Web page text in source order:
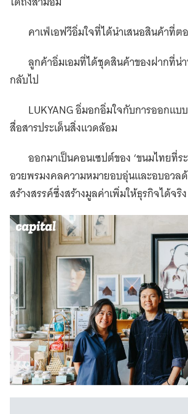
คาเฟ่เอฟวีอิ่มใจที่ได้นำเสนอสินค้าที่ต
ลูกค้าอิ่มเอมที่ได้ชุดสินค้าของฝากที่น่
กลับไป
LUKYANG อิ่มอกอิ่มใจกับการออกแบ
สื่อสารประเด็นสิ่งแวดล้อม
ออกมาเป็นคอนเซปต์ของ ‘ขนมไทยที่ร
อวยพรมงคลความหมายอบอุ่นและอบอวล
สร้างสรรค์ซึ่งสร้างมูลค่าเพิ่มให้ธุรกิจได้จริง